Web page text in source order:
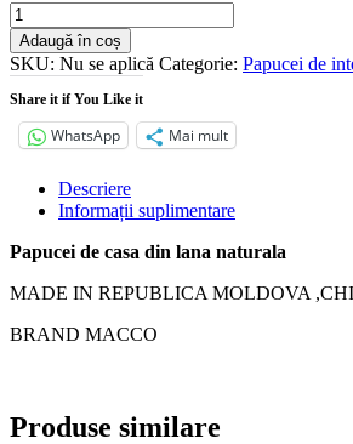
Cantitate
Papucei
de
casa
din
lana
naturala
copii
Adaugă în coș
SKU: Nu se aplică Categorie: Papucei de
Share it if You Like it
WhatsApp Mai mult
Descriere
Informații suplimentare
Papucei de casa din lana naturala
MADE IN REPUBLICA MOLDOVA
BRAND MACCO
Produse similare